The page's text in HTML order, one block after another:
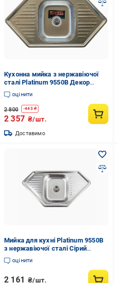
Кухонна мийка з нержавіючої
сталі Platinum 9550В Декор
0,8/180
оцінити
2 800 -443₴
2 357 ₴/шт.
Доставимо
Мийка для кухні Platinum 9550В
з нержавіючої сталі Сірий
(SP000000636)
оцінити
2 161 ₴/шт.